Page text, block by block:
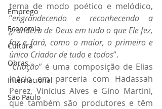
Emprego
Economia
Cultura
Obras
Internacional
São Paulo
tema de modo poético e melódico,
“engrandecendo e reconhecendo a
grandeza de Deus em tudo o que Ele fez,
faz e fará, como o maior, o primeiro e
único Criador de tudo e todos”.
“Criação” é uma composição de Elias
Inácio em parceria com Hadassah
Perez, Vinícius Alves e Gino Martini,
que também são produtores e têm